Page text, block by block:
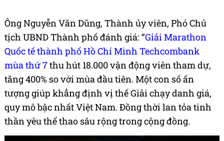
Ông Nguyễn Văn Dũng, Thành ủy viên, Phó Chủ
tịch UBND Thành phố đánh giá: “Giải Marathon
Quốc tế thành phố Hồ Chí Minh Techcombank
mùa thứ 7thu hút 18.000 vận động viên tham dự,
tăng 400% so với mùa đầu tiên. Một con số ấn
tượng giúp khẳng định vị thế Giải chạy danh giá,
quy mô bậc nhất Việt Nam. Đồng thời lan tỏa tinh
thần yêu thể thao sâu rộng trong cộng đồng.